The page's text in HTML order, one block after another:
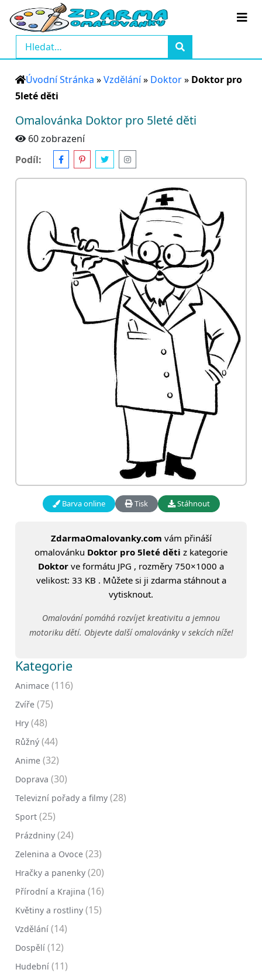
Úvodní Stránka »Vzdělání» Doktor» Doktor pro
5leté děti
Omalovánka Doktor pro 5leté děti
60 zobrazení
Podíl:
Barva online Tisk Stáhnout
ZdarmaOmalovanky.com vám přináší
omalovánku Doktor pro 5leté děti z kategorie
Doktor ve formátu JPG , rozměry 750×1000 a
velikost: 33 KB . Můžete si ji zdarma stáhnout a
vytisknout.
Omalování pomáhá rozvíjet kreativitu a jemnou
motoriku dětí. Objevte další omalovánky v sekcích níže!
Kategorie
Animace (116)
Zvíře (75)
Hry (48)
Růžný (44)
Anime (32)
Doprava (30)
Televizní pořady a filmy (28)
Sport (25)
Prázdniny (24)
Zelenina a Ovoce (23)
Hračky a panenky (20)
Přírodní a Krajina (16)
Květiny a rostliny (15)
Vzdělání (14)
Dospělí (12)
Hudební (11)